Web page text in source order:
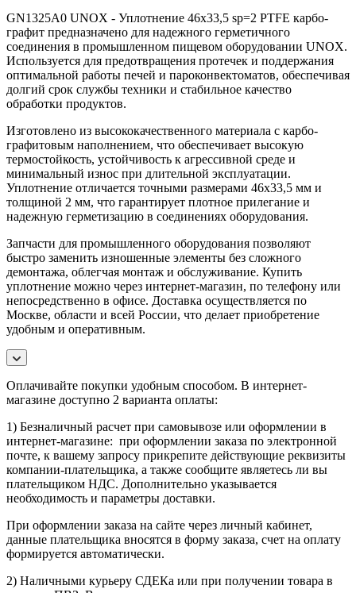
GN1325A0 UNOX - Уплотнение 46x33,5 sp=2 PTFE карбо-
графит предназначено для надежного герметичного
соединения в промышленном пищевом оборудовании UNOX.
Используется для предотвращения протечек и поддержания
оптимальной работы печей и пароконвектоматов, обеспечивая
долгий срок службы техники и стабильное качество
обработки продуктов.
Изготовлено из высококачественного материала с карбо-
графитовым наполнением, что обеспечивает высокую
термостойкость, устойчивость к агрессивной среде и
минимальный износ при длительной эксплуатации.
Уплотнение отличается точными размерами 46x33,5 мм и
толщиной 2 мм, что гарантирует плотное прилегание и
надежную герметизацию в соединениях оборудования.
Запчасти для промышленного оборудования позволяют
быстро заменить изношенные элементы без сложного
демонтажа, облегчая монтаж и обслуживание. Купить
уплотнение можно через интернет-магазин, по телефону или
непосредственно в офисе. Доставка осуществляется по
Москве, области и всей России, что делает приобретение
удобным и оперативным.
Оплачивайте покупки удобным способом. В интернет-
магазине доступно 2 варианта оплаты:
1) Безналичный расчет при самовывозе или оформлении в
интернет-магазине: при оформлении заказа по электронной
почте, к вашему запросу прикрепите действующие реквизиты
компании-плательщика, а также сообщите являетесь ли вы
плательщиком НДС. Дополнительно указывается
необходимость и параметры доставки.
При оформлении заказа на сайте через личный кабинет,
данные плательщика вносятся в форму заказа, счет на оплату
формируется автоматически.
2) Наличными курьеру СДЕКа или при получении товара в